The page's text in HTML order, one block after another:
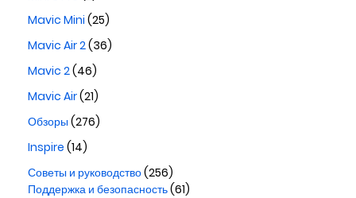
Mavic Mini (25)
Mavic Air 2(36)
Mavic 2(46)
Mavic Air(21)
Обзоры(276)
Inspire (14)
Советы и руководство(256)
Поддержка и безопасность(61)